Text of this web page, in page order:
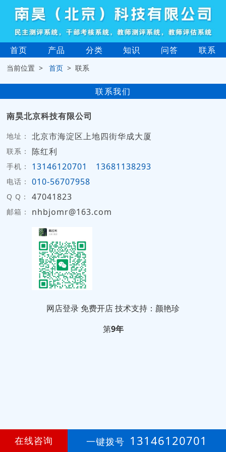
首页 产品 分类 知识 问答 联系
当前位置 >首页 > 联系
联系我们
南昊北京科技有限公司
地址： 北京市海淀区上地四街华成大厦
联系： 陈红利
手机： 13146120701 13681138293
电话： 010-56707958
Q Q： 47041823
邮箱： nhbjomr@163.com
网店登录 免费开店技术支持：颜艳珍
第9年
在线咨询 一键拨号 13146120701